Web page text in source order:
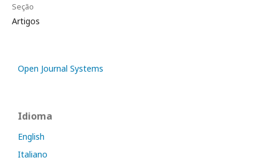
Seção
Artigos
Open Journal Systems
Idioma
English
Italiano